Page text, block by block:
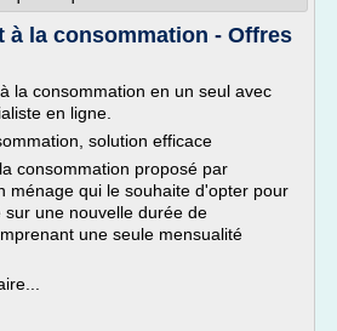
à la consommation - Offres
la consommation en un seul avec
en ligne.
solution efficace
consommation proposé par
ménage qui le souhaite d'opter pour
une nouvelle durée de
une seule mensualité